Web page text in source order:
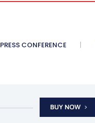
PRESS CONFERENCE